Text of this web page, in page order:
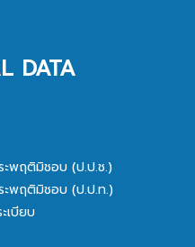
DATA
ะพฤติมิชอบ (ป.ป.ช.)
ะพฤติมิชอบ (ป.ป.ท.)
เบียบ